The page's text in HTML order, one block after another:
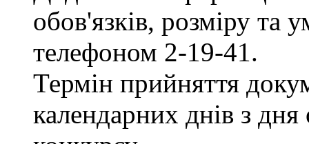
обов'язків, розміру та
телефоном 2-19-41.
Термін прийняття
календарних днів з